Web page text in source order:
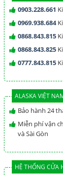
0903.228.661
0969.938.684
0868.843.815
0868.843.825
0777.843.815
ALASKA VIỆT
Bảo hành 24
Miễn phí vận
và Sài Gòn
HỆ THỐNG CỬA